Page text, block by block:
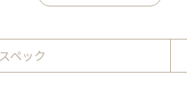
スペック